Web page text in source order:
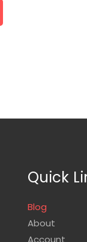
Quick
Blog
About